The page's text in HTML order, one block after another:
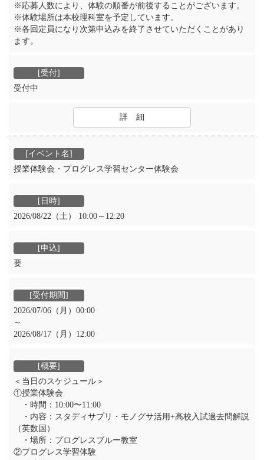
※応募人数により、体験の順番が前後することがございます。
※体験場所は本校理科室を予定しています。
※各回定員になり次第申込みを終了させていただくことがあり
ます。
受付中
詳 細
授業体験会・プログレス学習センター体験会
2026/08/22（土） 10:00～12:20
要
2026/07/06（月）00:00
～
2026/08/17（月）12:00
＜当日のスケジュール＞
①授業体験会
・時間：10:00〜11:00
・内容：スタディサプリ・モノグサ活用+高校入試過去問解説
（英数国）
・場所：プログレスブルー教室
②プログレス学習体験